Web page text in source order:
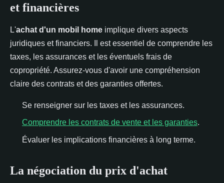
et financières
L'achat d'un mobil home implique divers aspects
juridiques et financiers. Il est essentiel de comprendre les
taxes, les assurances et les éventuels frais de
copropriété. Assurez-vous d'avoir une compréhension
claire des contrats et des garanties offertes.
Se renseigner sur les taxes et les assurances.
Comprendre les contrats de vente et les garanties.
Évaluer les implications financières à long terme.
La négociation du prix d'achat